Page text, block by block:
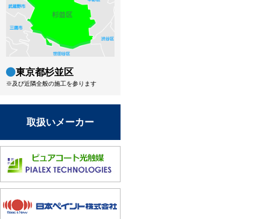
東京都杉並区
※及び近隣全般の施工を参ります
取扱いメーカー